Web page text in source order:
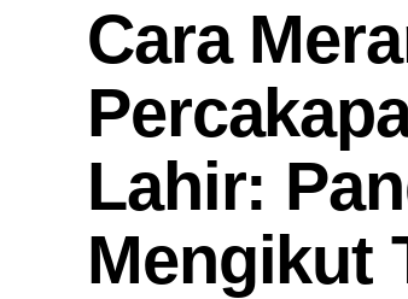
Cara
Lahir:
Mengikut